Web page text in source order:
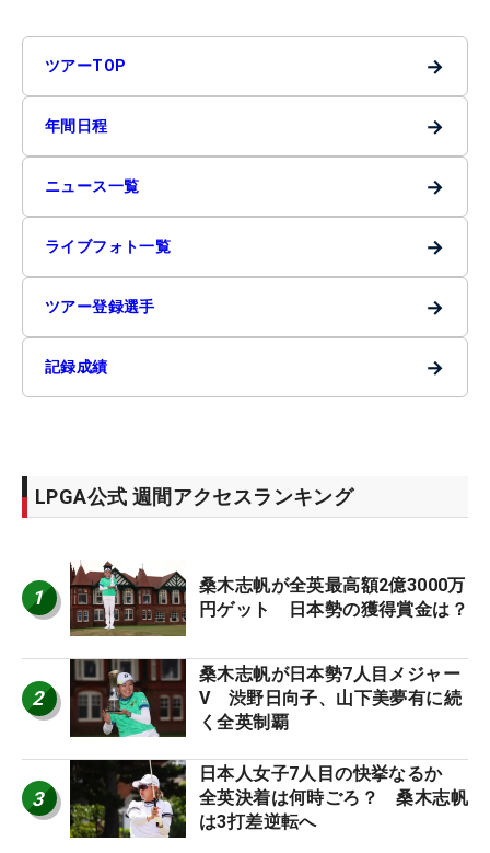
ツアーTOP →
年間日程 →
ニュース一覧 →
ライブフォト一覧 →
ツアー登録選手 →
記録成績 →
LPGA公式 週間アクセスランキング
1
桑木志帆が全英最高額2億3000万
円ゲット 日本勢の獲得賞金は？
2
桑木志帆が日本勢7人目メジャー
V 渋野日向子、山下美夢有に続
く全英制覇
3
日本人女子7人目の快挙なるか
全英決着は何時ごろ？ 桑木志帆
は3打差逆転へ